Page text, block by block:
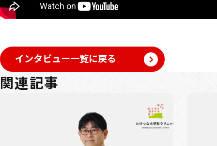
インタビュー一覧に戻る
関連記事